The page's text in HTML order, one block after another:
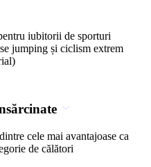
iubitorii de sporturi
jumping și ciclism extrem
cele mai avantajoase ca
de călători